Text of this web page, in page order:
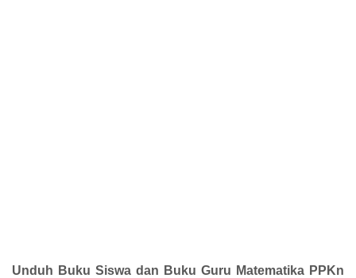
Unduh Buku Siswa dan Buku Guru Matematika PPKn